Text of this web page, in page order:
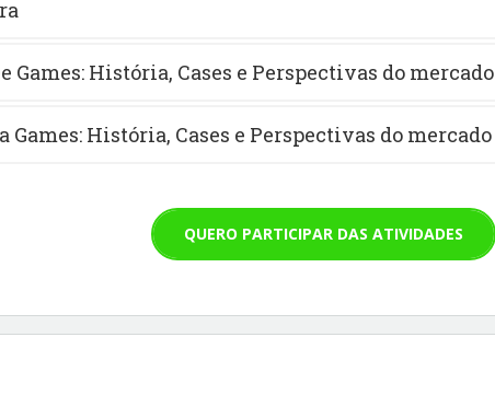
Games: História, Cases e Perspectivas do mercado
Games: História, Cases e Perspectivas do mercado
QUERO PARTICIPAR DAS ATIVIDADES